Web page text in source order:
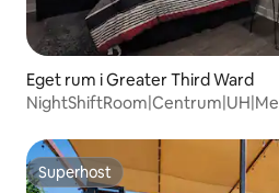
Eget rum i Greater Third Ward
Superhost
Superhost